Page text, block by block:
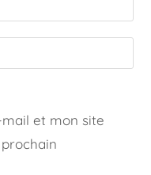
et mon site